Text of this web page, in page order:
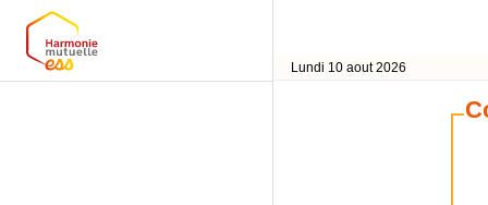
Lundi 10 aout 2026